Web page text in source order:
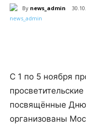
By news_admin
С 1 по 5 ноября
посвящённые Дню
организованы